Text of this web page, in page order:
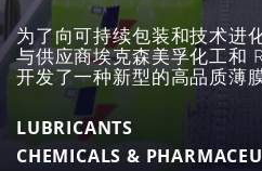
为了向可持续包装和技术进
与供应商埃克森美孚化工和
开发了一种新型的高品质薄
使用埃克森美孚的未用聚乙
成分制成。
LUBRICANTS
CHEMICALS &